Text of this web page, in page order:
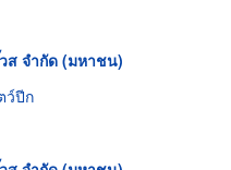
ส จำกัด (มหาชน)
ว์ปีก